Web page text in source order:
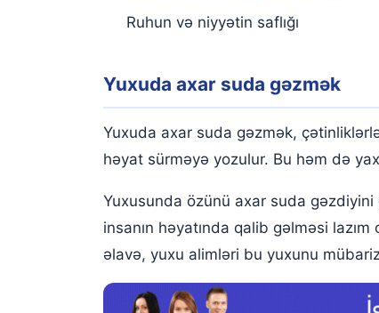
Ruhun və niyyətin saflığı
Yuxuda axar suda gəzmək
Yuxuda axar suda gəzmək,
həyat sürməyə yozulur. Bu həm də
Yuxusunda özünü axar suda
insanın həyatında qalib gəlməsi
əlavə, yuxu alimləri bu yuxunu